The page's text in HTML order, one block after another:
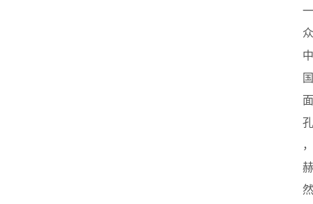
一
众
中
国
面
孔
，
赫
然